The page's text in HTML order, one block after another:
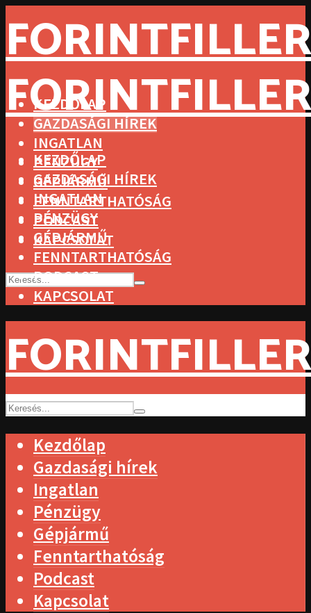
KEZDŐLAP
GAZDASÁGI HÍREK
INGATLAN
PÉNZÜGY
GÉPJÁRMŰ
FENNTARTHATÓSÁG
PODCAST
KAPCSOLAT
KEZDŐLAP
GAZDASÁGI HÍREK
INGATLAN
PÉNZÜGY
GÉPJÁRMŰ
FENNTARTHATÓSÁG
PODCAST
KAPCSOLAT
Kezdőlap
Gazdasági hírek
Ingatlan
Pénzügy
Gépjármű
Fenntarthatóság
Podcast
Kapcsolat